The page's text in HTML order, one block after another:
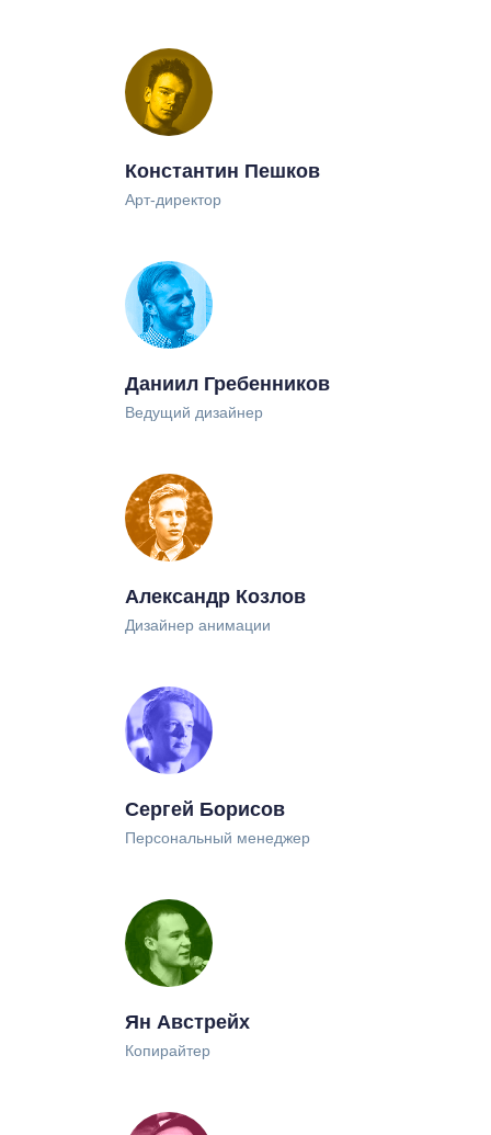
Константин Пешков
Арт-директор
Даниил Гребенников
Ведущий дизайнер
Александр Козлов
Дизайнер анимации
Сергей Борисов
Персональный менеджер
Ян Австрейх
Копирайтер
Подписаться на рассылку
Только полезные письма. И не чаще
раза в месяц
8 800 777-04-75
конфиденциальностисайта